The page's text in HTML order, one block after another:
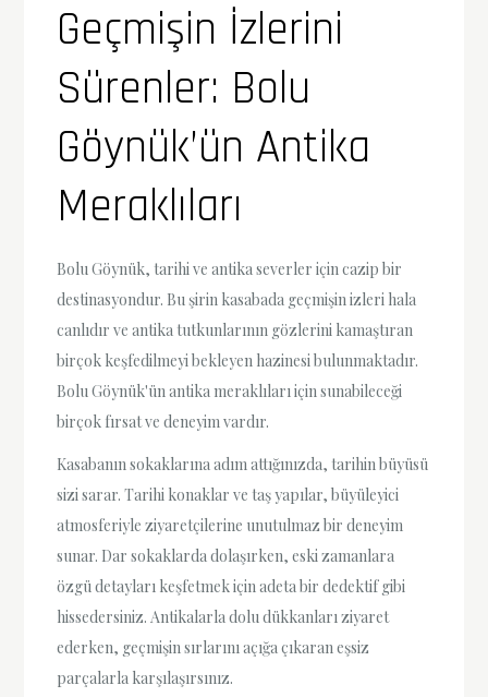
Geçmişin İzlerini
Sürenler: Bolu
Göynük’ün Antika
Meraklıları
Bolu Göynük, tarihi ve antika severler için cazip bir
destinasyondur. Bu şirin kasabada geçmişin izleri hala
canlıdır ve antika tutkunlarının gözlerini kamaştıran
birçok keşfedilmeyi bekleyen hazinesi bulunmaktadır.
Bolu Göynük'ün antika meraklıları için sunabileceği
birçok fırsat ve deneyim vardır.
Kasabanın sokaklarına adım attığınızda, tarihin büyüsü
sizi sarar. Tarihi konaklar ve taş yapılar, büyüleyici
atmosferiyle ziyaretçilerine unutulmaz bir deneyim
sunar. Dar sokaklarda dolaşırken, eski zamanlara
özgü detayları keşfetmek için adeta bir dedektif gibi
hissedersiniz. Antikalarla dolu dükkanları ziyaret
ederken, geçmişin sırlarını açığa çıkaran eşsiz
parçalarla karşılaşırsınız.